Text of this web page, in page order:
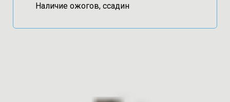
Наличие ожогов, ссадин